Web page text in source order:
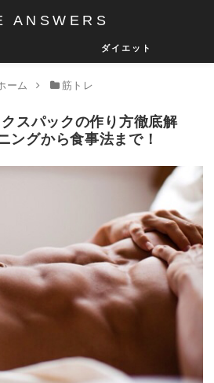
ANSWERS
ダイエット
ーム 筋トレ
クスパックの作り方徹底解
ングから食事法まで！